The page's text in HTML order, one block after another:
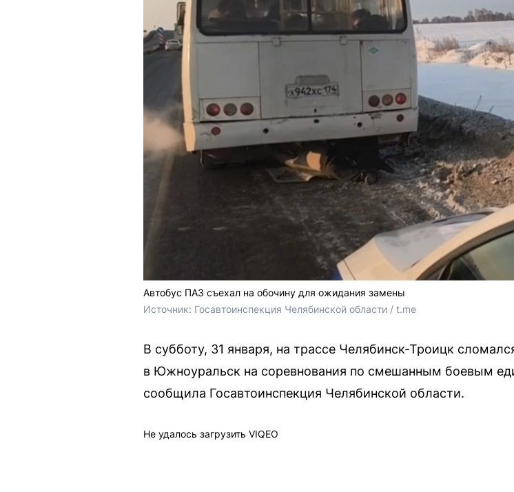
Автобус ПАЗ съехал на обочину для ожидания замены
Источник: Госавтоинспекция Челябинской области / t.me
В субботу, 31 января, на трассе Челябинск-Троицк
в Южноуральск на соревнования по смешанным боевым
сообщила Госавтоинспекция Челябинской области.
Не удалось загрузить VIQEO